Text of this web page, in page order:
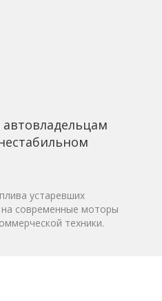
устаревших
на современные моторы
техники.